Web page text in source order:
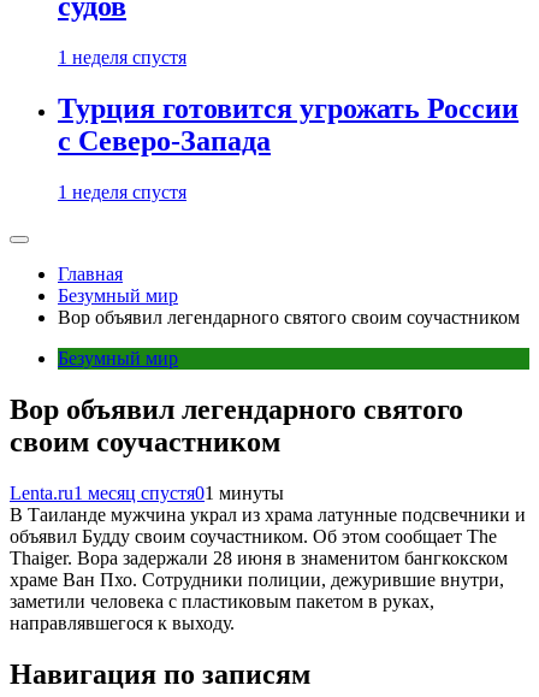
судов
1 неделя спустя
Турция готовится угрожать России
с Северо-Запада
1 неделя спустя
Главная
Безумный мир
Вор объявил легендарного святого своим соучастником
Безумный мир
Вор объявил легендарного святого
своим соучастником
Lenta.ru1 месяц спустя01 минуты
В Таиланде мужчина украл из храма латунные подсвечники и
объявил Будду своим соучастником. Об этом сообщает The
Thaiger. Вора задержали 28 июня в знаменитом бангкокском
храме Ван Пхо. Сотрудники полиции, дежурившие внутри,
заметили человека с пластиковым пакетом в руках,
направлявшегося к выходу.
Навигация по записям